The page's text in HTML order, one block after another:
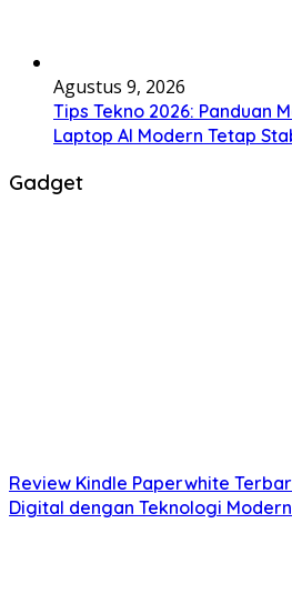
Agustus 9, 2026
Tips Tekno 2026: Panduan
Laptop AI Modern Tetap
Gadget
Review Kindle Paperwhite
Digital dengan Teknologi Modern